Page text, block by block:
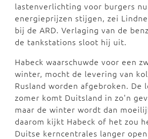
lastenverlichting voor burgers
energieprijzen stijgen, zei
bij de ARD. Verlaging van de
de tankstations sloot hij uit.
Habeck waarschuwde voor een
winter, mocht de levering van
Rusland worden afgebroken. De
zomer komt Duitsland in zo'n
maar de winter wordt dan
daarom kijkt Habeck of het zou
Duitse kerncentrales langer